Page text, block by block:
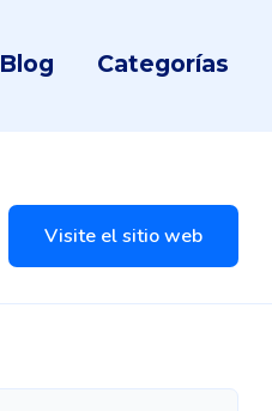
Blog Categorías
Visite el sitio web